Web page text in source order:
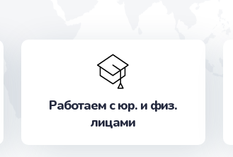
Работаем с юр. и физ.
лицами